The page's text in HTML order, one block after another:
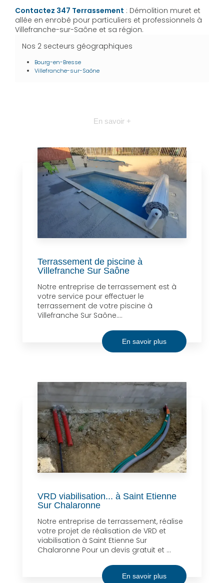
Contactez 347 Terrassement : Démolition muret et
allée en enrobé pour particuliers et professionnels à
Villefranche-sur-Saône et sa région.
Nos 2 secteurs géographiques
Bourg-en-Bresse
Villefranche-sur-Saône
En savoir +
Terrassement de piscine à
Villefranche Sur Saône
Notre entreprise de terrassement est à
votre service pour effectuer le
terrassement de votre piscine à
Villefranche Sur Saône....
En savoir plus
VRD viabilisation... à Saint Etienne
Sur Chalaronne
Notre entreprise de terrassement, réalise
votre projet de réalisation de VRD et
viabilisation à Saint Etienne Sur
Chalaronne Pour un devis gratuit et ...
En savoir plus